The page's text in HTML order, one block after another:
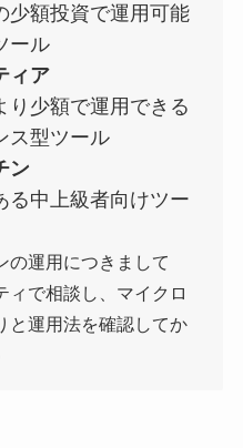
額投資で運用可能
ール
ィア
少額で運用できる
ス型ツール
ン
中上級者向けツー
運用につきまして
ィで相談し、マイクロ
と運用法を確認してか